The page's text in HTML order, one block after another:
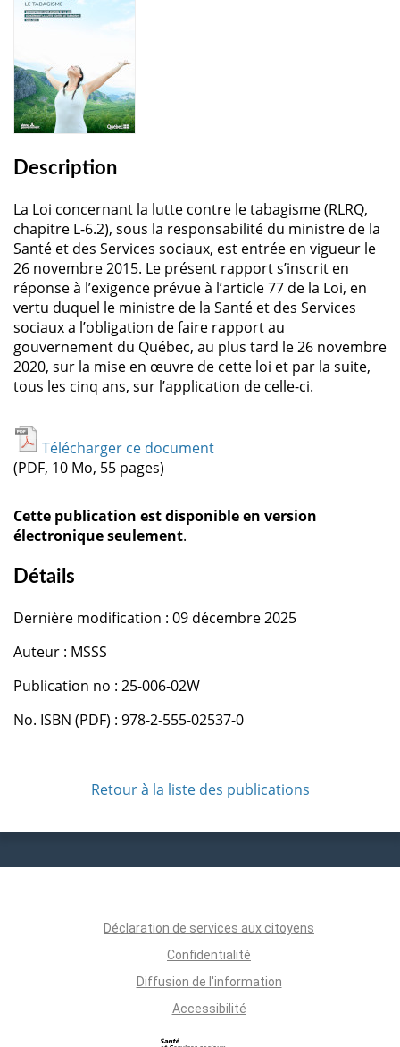
Description
La Loi concernant la lutte contre le tabagisme (RLRQ,
chapitre L-6.2), sous la responsabilité du ministre de la
Santé et des Services sociaux, est entrée en vigueur le
26 novembre 2015. Le présent rapport s’inscrit en
réponse à l’exigence prévue à l’article 77 de la Loi, en
vertu duquel le ministre de la Santé et des Services
sociaux a l’obligation de faire rapport au
gouvernement du Québec, au plus tard le 26 novembre
2020, sur la mise en œuvre de cette loi et par la suite,
tous les cinq ans, sur l’application de celle-ci.
Télécharger ce document
(PDF, 10 Mo, 55 pages)
Cette publication est disponible en version
électronique seulement.
Détails
Dernière modification : 09 décembre 2025
Auteur : MSSS
Publication no : 25-006-02W
No. ISBN (PDF) : 978-2-555-02537-0
Retour à la liste des publications
Déclaration de services aux citoyens
Confidentialité
Diffusion de l'information
Accessibilité